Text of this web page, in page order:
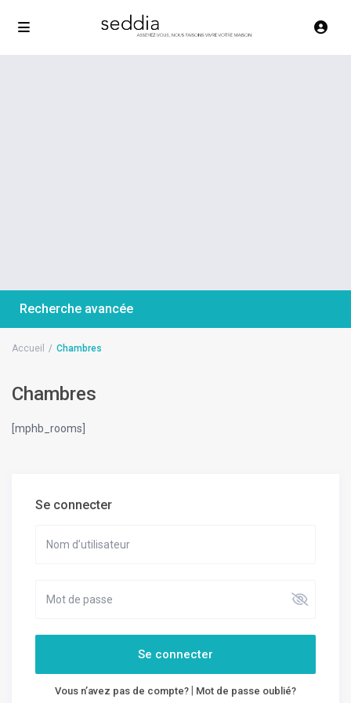
Recherche avancée
Accueil Chambres
Chambres
[mphb_rooms]
Se connecter
Se connecter
Vous n’avez pas de compte? Mot de passe oublié?